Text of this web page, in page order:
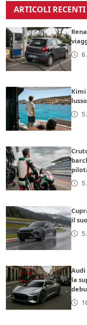
ARTICOLI RECENTI
6
5
5
il
5
la